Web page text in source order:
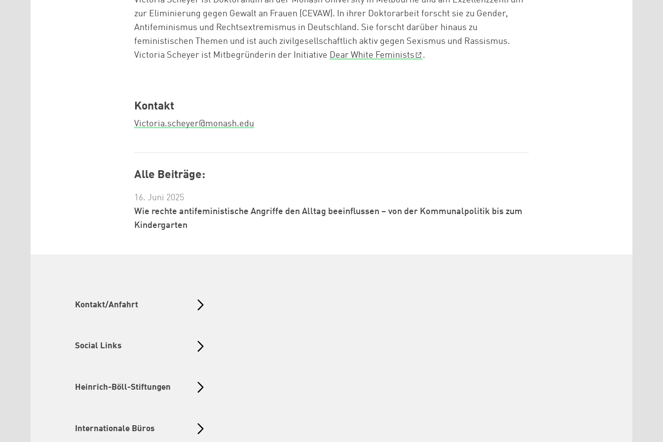
zur Eliminierung gegen Gewalt an Frauen (CEVAW). In ihrer Doktorarbeit forscht sie zu Gender,
Antifeminismus und Rechtsextremismus in Deutschland. Sie forscht darüber hinaus zu
feministischen Themen und ist auch zivilgesellschaftlich aktiv gegen Sexismus und Rassismus.
Victoria Scheyer ist Mitbegründerin der Initiative Dear White Feminists .
Kontakt
Victoria.scheyer@monash.edu
Alle Beiträge:
16. Juni 2025
Wie rechte antifeministische Angriffe den Alltag beeinflussen – von der Kommunalpolitik bis zum
Kindergarten
Kontakt/Anfahrt
Social Links
Heinrich-Böll-Stiftungen
Internationale Büros